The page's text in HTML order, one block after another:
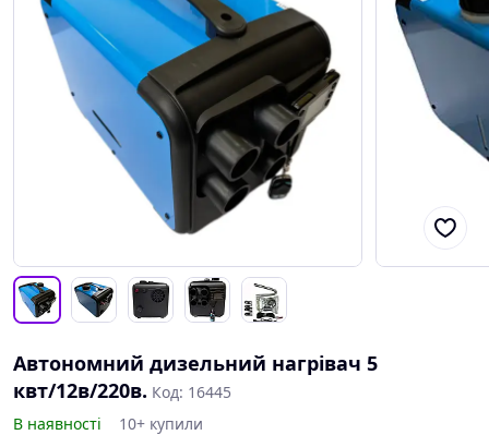
Автономний дизельний нагрівач 5
квт/12в/220в. Код: 16445
В наявності
10+ купили